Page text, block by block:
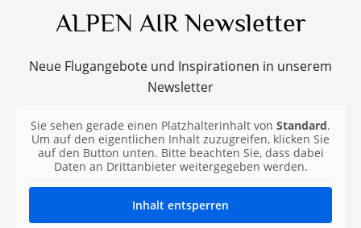
ALPEN AIR Newsletter
Neue Flugangebote und Inspirationen in unserem
Newsletter
Sie sehen gerade einen Platzhalterinhalt von Standard.
Um auf den eigentlichen Inhalt zuzugreifen, klicken Sie
auf den Button unten. Bitte beachten Sie, dass dabei
Daten an Drittanbieter weitergegeben werden.
Inhalt entsperren